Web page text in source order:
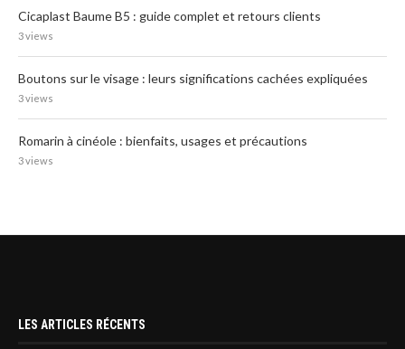
Cicaplast Baume B5 : guide complet et retours clients
3 views
Boutons sur le visage : leurs significations cachées expliquées
3 views
Romarin à cinéole : bienfaits, usages et précautions
3 views
LES ARTICLES RÉCENTS